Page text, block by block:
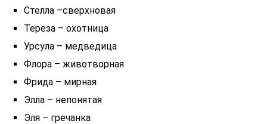
Стелла –сверхновая
Тереза – охотница
Урсула – медведица
Флора – животворная
Фрида – мирная
Элла – непонятая
Эля – гречанка